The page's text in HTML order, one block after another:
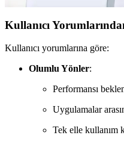
Kullanıcı
Kullanıcı yorumlarına göre:
Olumlu Yönler:
Performansı
Uygulamalar
Tek elle kullanım